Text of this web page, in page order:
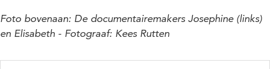
Foto bovenaan: De documentairemakers Josephine (links)
en Elisabeth - Fotograaf: Kees Rutten